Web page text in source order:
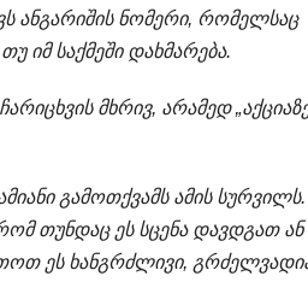
ანგარიშის ნომერი, რომელსაც
იმ საქმეში დახმარება.
მხრივ, არამედ
გამოთქვამს ამის სურვილს.
თუნდაც ეს სცენა დავდგათ ან
ეს ხანგრძლივი,